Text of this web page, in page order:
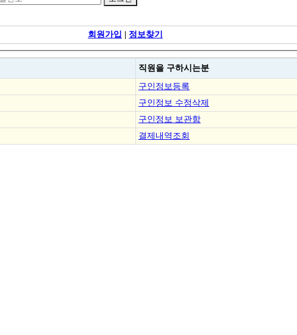
회원가입 | 정보찾기
직원을 구하시는분
구인정보등록
구인정보 수정삭제
구인정보 보관함
결제내역조회